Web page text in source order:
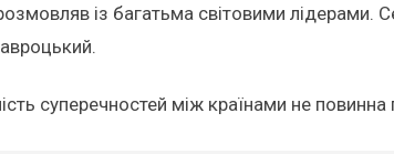
із багатьма світовими
суперечностей між країнами не